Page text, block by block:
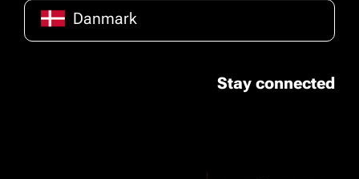
Danmark
Stay connected